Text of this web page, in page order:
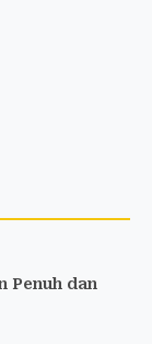
Penuh dan